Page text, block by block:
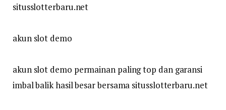
situsslotterbaru.net
akun slot demo
akun slot demo permainan paling top dan garansi
imbal balik hasil besar bersama situsslotterbaru.net